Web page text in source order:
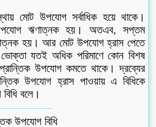
মোট উপযোগ সর্বাধিক হয়ে থাকে।
ঋণাত্নক হয়। অতএব, সপ্তম
হয়। আর মোট উপযোগ হ্রাস পেতে
যতই অধিক পরিমাণে কোন বিশষ
উপযোগ কমতে থাকে। দ্রব্যের
উপযোগ হ্রাস পাওয়ায় এ বিধিকে
বলে।